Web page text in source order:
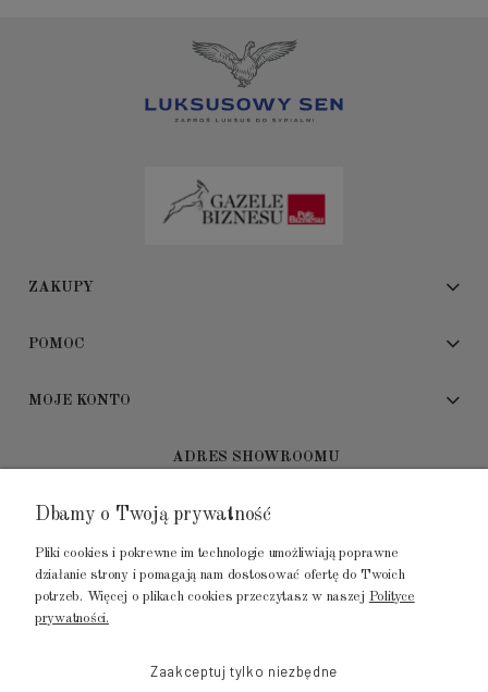
ZAKUPY
POMOC
MOJE KONTO
ADRES SHOWROOMU
GALERIA METROPOLIA
80-452 Gdańsk
Dbamy o Twoją prywatność
Pliki cookies i pokrewne im technologie umożliwiają poprawne
działanie strony i pomagają nam dostosować ofertę do Twoich
potrzeb. Więcej o plikach cookies przeczytasz w naszej Polityce
prywatności.
Zaakceptuj tylko niezbędne